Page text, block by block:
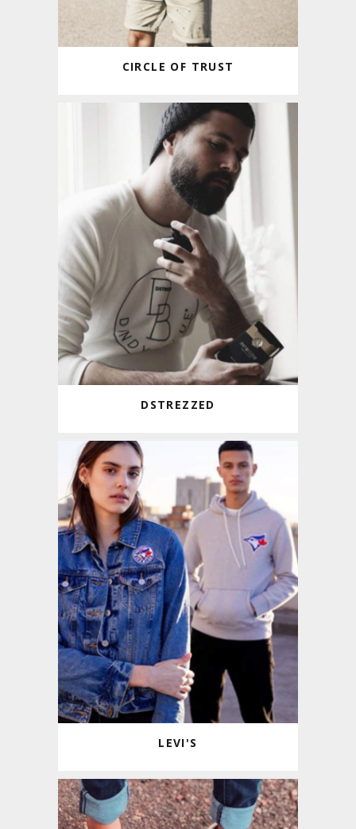
CIRCLE OF TRUST
DSTREZZED
LEVI'S